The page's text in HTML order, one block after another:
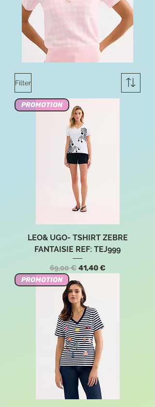
Filter
PROMOTION
LEO& UGO- TSHIRT ZEBRE
FANTAISIE REF: TEJ999
Standardpreis
69,00 € Sale-Preis
41,40 €
PROMOTION